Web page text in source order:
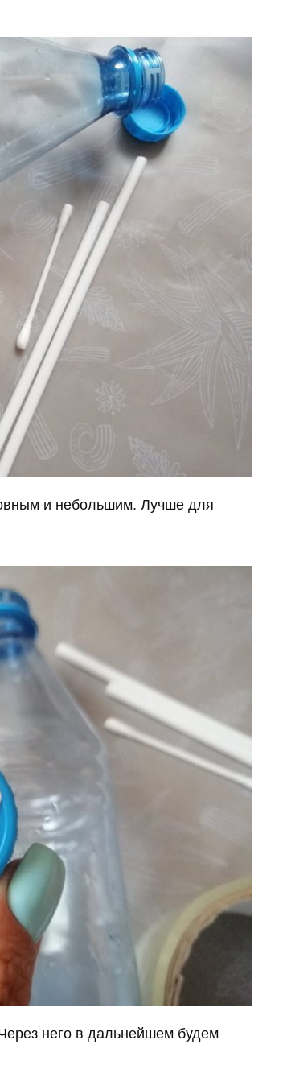
и небольшим. Лучше для
него в дальнейшем будем
Этот танец невесты оставит вас
слов! Пересмотрела 10 раз